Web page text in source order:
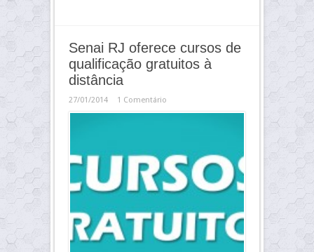
Senai RJ oferece cursos de
qualificação gratuitos à
distância
27/01/2014 1 Comentário